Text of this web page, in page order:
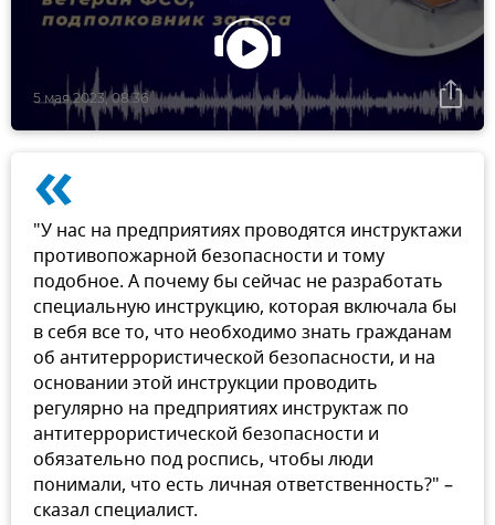
5 мая 2023, 08:36
«
"У нас на предприятиях проводятся инструктажи
противопожарной безопасности и тому
подобное. А почему бы сейчас не разработать
специальную инструкцию, которая включала бы
в себя все то, что необходимо знать гражданам
об антитеррористической безопасности, и на
основании этой инструкции проводить
регулярно на предприятиях инструктаж по
антитеррористической безопасности и
обязательно под роспись, чтобы люди
понимали, что есть личная ответственность?" –
сказал специалист.